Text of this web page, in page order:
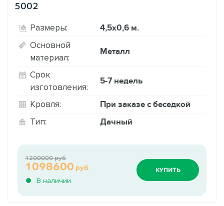
5002
Размеры: 4,5х0,6 м.
Основной
материал:
Металл
Срок
изготовления:
5-7 недель
Кровля: При заказе с беседкой
Тип: Дачный
В наличии
1098600 руб
1200000 руб
КУПИТЬ